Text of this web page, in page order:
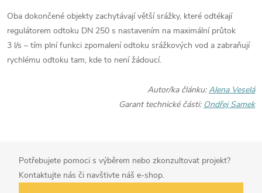
Oba dokončené objekty zachytávají větší srážky, které odtékají
regulátorem odtoku DN 250 s nastavením na maximální průtok
3 l/s – tím plní funkci zpomalení odtoku srážkových vod a zabraňují
rychlému odtoku tam, kde to není žádoucí.
Autor/ka článku:Alena Veselá
Garant technické části: Ondřej Samek
Potřebujete pomoci s výběrem nebo zkonzultovat projekt?
Kontaktujte nás či navštivte náš e-shop.